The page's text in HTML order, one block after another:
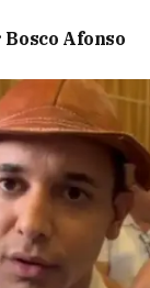
Afonso